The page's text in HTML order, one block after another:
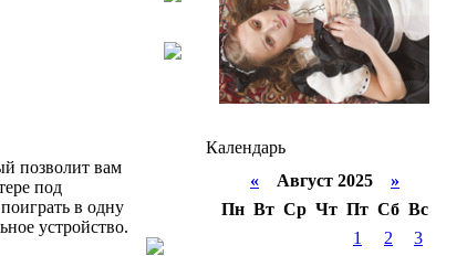
позволит вам
под
в одну
устройство.
Календарь
« Август 2025 »
Пн Вт Ср Чт Пт Сб Вс
1
2
3